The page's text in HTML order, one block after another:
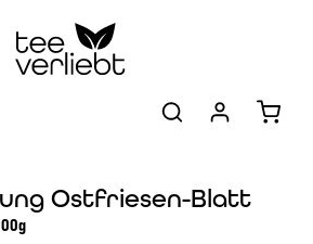
Ostfriesen-Blatt